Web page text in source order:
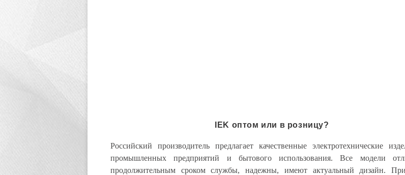
IEK оптом или в розницу?
Российский производитель предлагает качественные электротехнические
промышленных предприятий и бытового использования. Все модели
продолжительным сроком службы, надежны, имеют актуальный дизайн.